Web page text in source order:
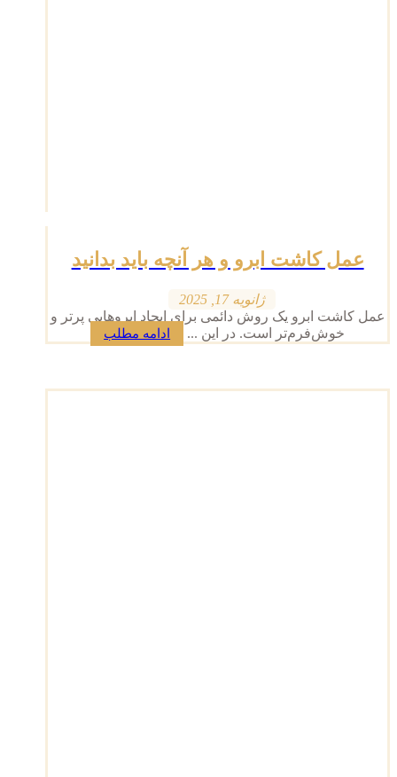
عمل کاشت ابرو و هر آنچه باید بدانید
ژانویه 17, 2025
عمل کاشت ابرو یک روش دائمی برای ایجاد ابروهایی پرتر و
خوش‌فرم‌تر است. در این ...
ادامه مطلب